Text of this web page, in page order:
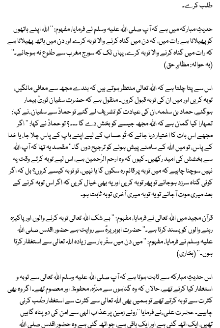
طلب کرے۔
حدیثِ مبارکہ میں ہے کہ آپ صلی اللہ علیہ وسلم نے فرمایا، مفہوم: '' اللہ اپنے ہاتھوں
کو پھیلاتا ہے رات میں، کہ دن میں گناہ کرنے والا توبہ کرے اور دن میں ہاتھ پھیلاتا ہے
کہ رات میں گناہ کرنے والا توبہ کرے، یہاں تک کہ سورج مغرب سے طلوع نہ ہوجائے۔''
(بہ حوالہ: مظاہرِ حق)
اس سے پتا چلتا ہے کہ اللہ تعالی منتظر ہوتے ہیں کہ بندے مجھ سے معافی مانگیں،
توبہ کریں اور میں ان کی توبہ قبول کروں۔ منقول ہے کہ حضرت سفیان ثوریؒ بیمار
ہوگئے، حماد بن سلمہ ؒ ان کی عیادت کو تشریف لے گئے تو حمادؒ سے سفیان ؒ نے کہا:
تمہارا کیا گمان ہے کہ اللہ مجھ جیسے کو بخش دے گا ۔۔۔ ؟ تو حمادؒ نے کہا: '' اگر
مجھے اس بات کا اختیار دیا جائے کہ تُو حساب کے لیے اپنے باپ کے پاس چلا جا، یا خدا
کے پاس، تو میں اللہ کے سامنے پیش ہونے کو ترجیح دوں گا۔'' مقصد یہ تھا کہ آپ اللہ
سے بخشش کی امید رکھیں۔ کیوں کہ وہ ارحم الرٰحمین ہے، اس لیے توبہ کرتے وقت یہ
نہیں سوچنا چاہیے کہ میں توبہ پر قائم رہ سکوں گا یا نہیں، تو توبہ کیسے کروں؟ بل کہ اگر
کوئی گناہ سرزد ہوجائے تو پھر توبہ کریں اور یہ بھی خیال کریں کہ اگر اس توبہ کرنے کے
بعد میری موت آجائے تو یہ توبہ میری آخری توبہ ثابت ہو۔
قرآن مجید میں اللہ تعالی نے فرمایا، مفہوم: '' بے شک اللہ تعالی توبہ کرنے والوں اور پاکیزہ
رہنے والوں کو پسند کرتا ہے۔'' حضرت ابوہریرہؓ سے روایت ہے حضور اقدس صلی اللہ
علیہ وسلم نے فرمایا، مفہوم: '' میں دن میں ستّر بار سے زیادہ اللہ تعالی سے استغفار کرتا
ہوں۔'' (بخاری)
اس حدیثِ مبارکہ سے ثابت ہوتا ہے کہ آپ صلی اللہ علیہ وسلم اللہ تعالی سے توبہ و
استغفار کیا کرتے تھے، حالاں کہ وہ گناہوں سے منزّہ، محفوظ اور معصوم تھے۔ اگر وہ بھی
کثرت سے توبہ کرتے تھے تو ہمیں بھی اللہ تعالی سے کثرت سے استغفار طلب کرنی
چاہیے۔ حضرت علی ؓ نے فرمایا ''روئے زمین پر عذاب الہی سے امن کی دو پناہ گاہیں
تھیں، ایک اٹھ گئی ہے اور ایک باقی ہے، جو اٹھ گئی ہے وہ حضور اقدس صلی اللہ